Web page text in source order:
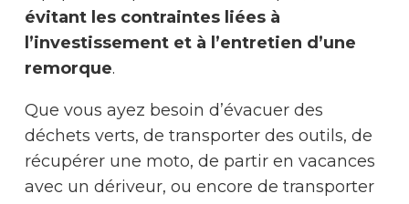
évitant les contraintes liées à
l’investissement et à l’entretien d’une
remorque.
Que vous ayez besoin d’évacuer des
déchets verts, de transporter des outils, de
récupérer une moto, de partir en vacances
avec un dériveur, ou encore de transporter